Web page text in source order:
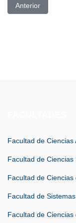
Artículo anterior:
Anterior
Facultad de Ciencias
Facultad de
Facultad de
Facultad de
Facultad de